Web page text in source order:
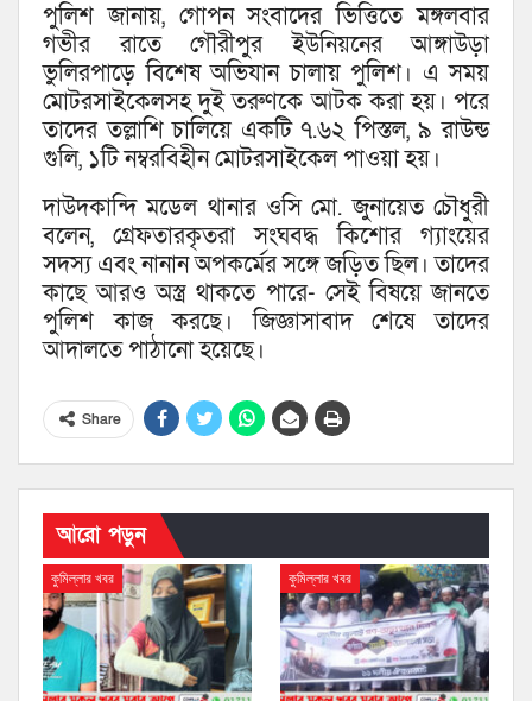
পুলিশ জানায়, গোপন সংবাদের ভিত্তিতে মঙ্গলবার
গভীর রাতে গৌরীপুর ইউনিয়নের আঙ্গাউড়া
ভুলিরপাড়ে বিশেষ অভিযান চালায় পুলিশ। এ সময়
মোটরসাইকেলসহ দুই তরুণকে আটক করা হয়। পরে
তাদের তল্লাশি চালিয়ে একটি ৭.৬২ পিস্তল, ৯ রাউন্ড
গুলি, ১টি নম্বরবিহীন মোটরসাইকেল পাওয়া হয়।
দাউদকান্দি মডেল থানার ওসি মো. জুনায়েত চৌধুরী
বলেন, গ্রেফতারকৃতরা সংঘবদ্ধ কিশোর গ্যাংয়ের
সদস্য এবং নানান অপকর্মের সঙ্গে জড়িত ছিল। তাদের
কাছে আরও অস্ত্র থাকতে পারে- সেই বিষয়ে জানতে
পুলিশ কাজ করছে। জিজ্ঞাসাবাদ শেষে তাদের
আদালতে পাঠানো হয়েছে।
Share
আরো পড়ুন
কুমিল্লার খবর কুমিল্লার খবর